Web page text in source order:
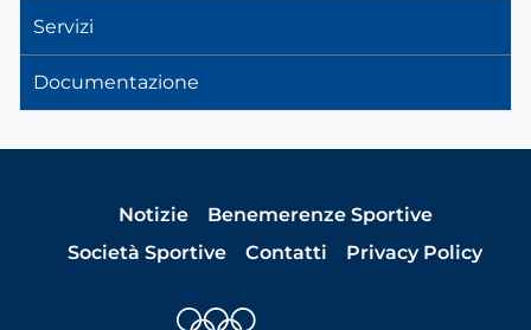
Servizi
Documentazione
Notizie
Benemerenze Sportive
Società Sportive
Contatti Privacy Policy